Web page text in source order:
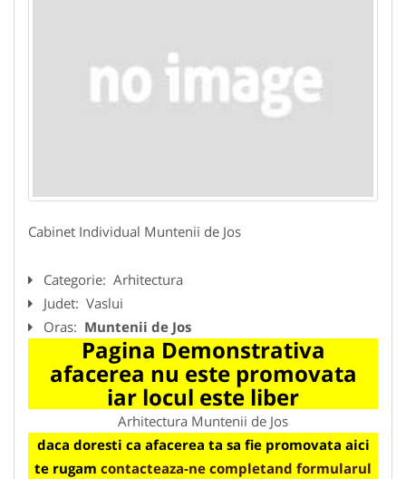
Cabinet Individual Muntenii de Jos
Categorie: Arhitectura
Judet: Vaslui
Oras: Muntenii de Jos
Pagina Demonstrativa
afacerea nu este promovata
iar locul este liber
Arhitectura Muntenii de Jos
daca doresti ca afacerea ta sa fie promovata aici
te rugam contacteaza-ne completand formularul